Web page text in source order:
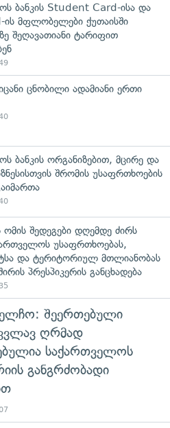
ბანკის Student Card-ისა და
მფლობელები ქუთაისში
შეღავათიანი ტარიფით
ცნობილი ადამიანი ერთი
ბანკის ორგანიზებით, მცირე და
შრომის უსაფრთხოების
შედეგები დღემდე ძირს
უსაფრთხოებას,
და ტერიტორიულ მთლიანობას
პრესპიკერის განცხადება
შეერთებული
ღრმად
საქართველოს
განგრძობადი